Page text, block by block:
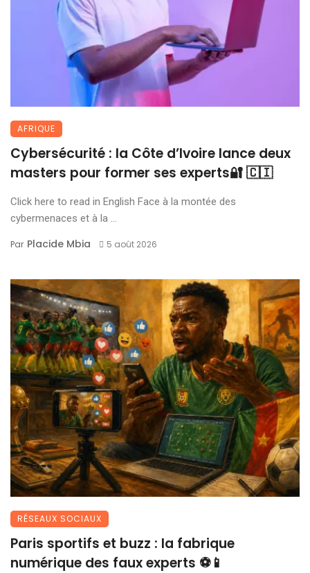
AFRIQUE
Cybersécurité : la Côte d’Ivoire lance deux
masters pour former ses experts🔐 🇨🇮
Click here to read in English Face à la montée des
cybermenaces et à la ...
Par Placide Mbia 5 août 2026
RÉSEAUX SOCIAUX
Paris sportifs et buzz : la fabrique
numérique des faux experts ⚽📱